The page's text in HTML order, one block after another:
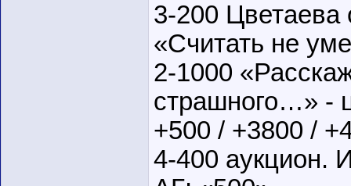
3-200 Цветаева
«Считать не
2-1000
страшного…» -
+500 / +3800 /
4-400 аукцион.